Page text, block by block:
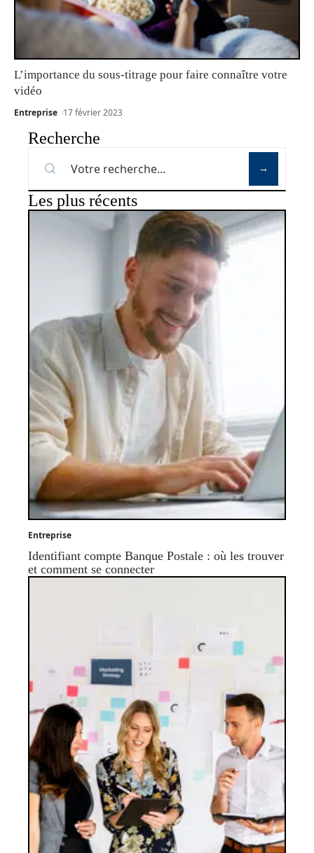
L’importance du sous-titrage pour faire connaître votre
vidéo
Entreprise 17 février 2023
Recherche
Les plus récents
Entreprise
Identifiant compte Banque Postale : où les trouver
et comment se connecter